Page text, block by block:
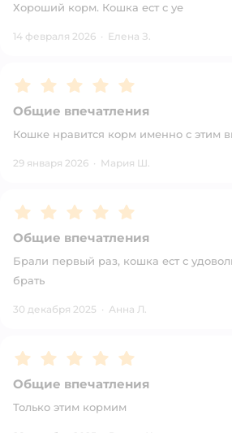
Хороший корм. Кошка ест с уе
14 февраля 2026 · Елена З.
Рейтинг:5
Общие впечатления
Кошке нравится корм именно с этим
29 января 2026 · Мария Ш.
Рейтинг:5
Общие впечатления
Брали первый раз, кошка ест с
брать
30 декабря 2025 · Анна Л.
Рейтинг:5
Общие впечатления
Только этим кормим